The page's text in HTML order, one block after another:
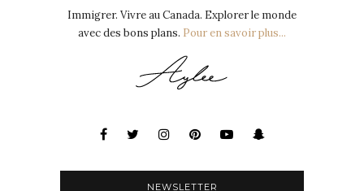
Immigrer. Vivre au Canada. Explorer le monde
avec des bons plans. Pour en savoir plus...
NEWSLETTER